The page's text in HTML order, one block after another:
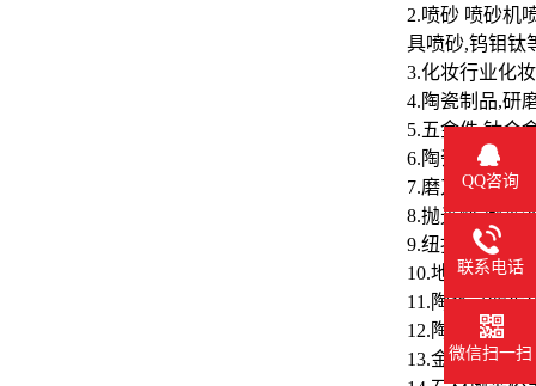
2.喷砂 喷砂机
具喷砂,钨钼钛
3.化妆行业化
4.陶瓷制品,研
5.五金件,钛合
6.陶瓷釉料,环
7.磨刀石,研磨
8.抛光蜡,抛光
9.纽扣,手机壳,
10.地坪,胶粘
11.陶瓷过滤板
12.陶瓷分离膜
13.金刚石砂轮
QQ咨询
联系电话
微信扫一扫